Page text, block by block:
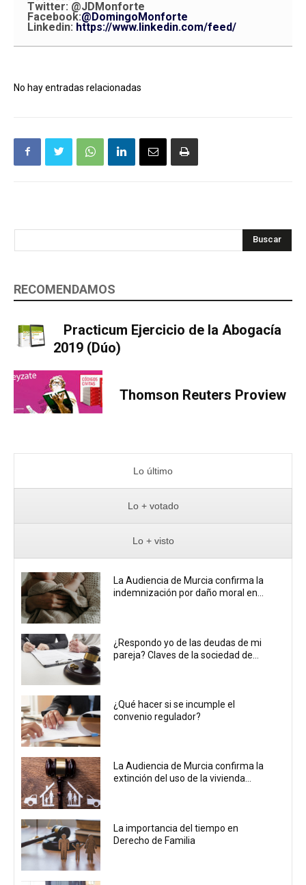
Twitter: @JDMonforte
Facebook:@DomingoMonforte
Linkedin: https://www.linkedin.com/feed/
No hay entradas relacionadas
Buscar
RECOMENDAMOS
Practicum Ejercicio de la Abogacía
2019 (Dúo)
Thomson Reuters Proview
Lo último
Lo + votado
Lo + visto
La Audiencia de Murcia confirma la
indemnización por daño moral en...
¿Respondo yo de las deudas de mi
pareja? Claves de la sociedad de...
¿Qué hacer si se incumple el
convenio regulador?
La Audiencia de Murcia confirma la
extinción del uso de la vivienda...
La importancia del tiempo en
Derecho de Familia